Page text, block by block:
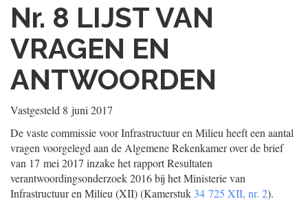
Nr. 8 LIJST VAN
VRAGEN EN
ANTWOORDEN
Vastgesteld 8 juni 2017
De vaste commissie voor Infrastructuur en Milieu heeft een aantal
vragen voorgelegd aan de Algemene Rekenkamer over de brief
van 17 mei 2017 inzake het rapport Resultaten
verantwoordingsonderzoek 2016 bij het Ministerie van
Infrastructuur en Milieu (XII) (Kamerstuk 34 725 XII, nr. 2).